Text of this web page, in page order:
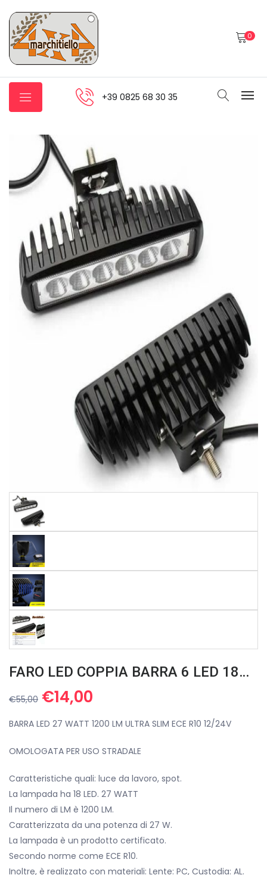
0
+39 0825 68 30 35
FARO LED COPPIA BARRA 6 LED 18W 2160 Lm PER AUTO FUORISTRADA JEEP TRATTORE IP68
€55,00 Il
prezzo
originale
era:
€55,00.
€14,00
attuale
è:
€14,00.
BARRA LED 27 WATT 1200 LM ULTRA SLIM ECE R10 12/24V
OMOLOGATA PER USO STRADALE
Caratteristiche quali: luce da lavoro, spot.
La lampada ha 18 LED. 27 WATT
Il numero di LM è 1200 LM.
Caratterizzata da una potenza di 27 W.
La lampada è un prodotto certificato.
Secondo norme come ECE R10.
Inoltre, è realizzato con materiali: Lente: PC, Custodia: AL.